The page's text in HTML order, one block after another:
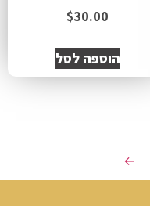
$30.00
הוספה לסל
←